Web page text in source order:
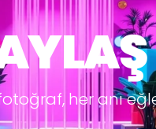
her anı